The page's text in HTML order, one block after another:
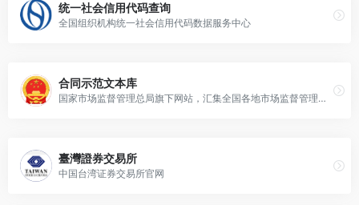
统一社会信用代码查询
全国组织机构统一社会信用代码数据服务中心
合同示范文本库
国家市场监督管理总局旗下网站，汇集全国各地市场监督管理部门合同示范文本
臺灣證券交易所
中国台湾证券交易所官网